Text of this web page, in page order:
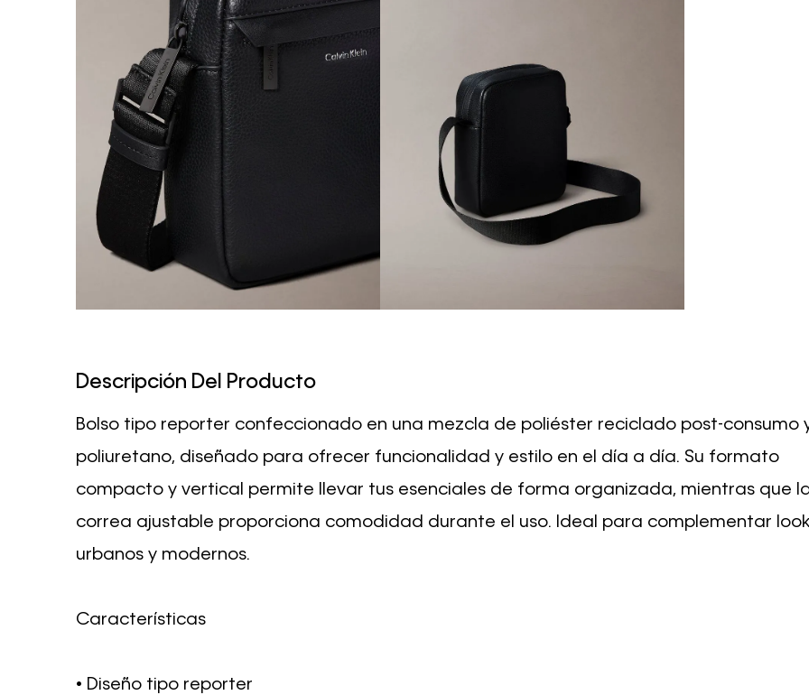
Descripción Del Producto
Bolso tipo reporter confeccionado en una mezcla de poliéster reciclado post-consumo
poliuretano, diseñado para ofrecer funcionalidad y estilo en el día a día. Su formato
compacto y vertical permite llevar tus esenciales de forma organizada, mientras que
correa ajustable proporciona comodidad durante el uso. Ideal para complementar
urbanos y modernos.
Características
• Diseño tipo reporter